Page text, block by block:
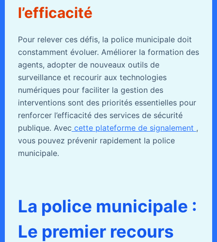
l’efficacité
Pour relever ces défis, la police municipale doit
constamment évoluer. Améliorer la formation des
agents, adopter de nouveaux outils de
surveillance et recourir aux technologies
numériques pour faciliter la gestion des
interventions sont des priorités essentielles pour
renforcer l’efficacité des services de sécurité
publique. Avec cette plateforme de signalement ,
vous pouvez prévenir rapidement la police
municipale.
La police municipale :
Le premier recours